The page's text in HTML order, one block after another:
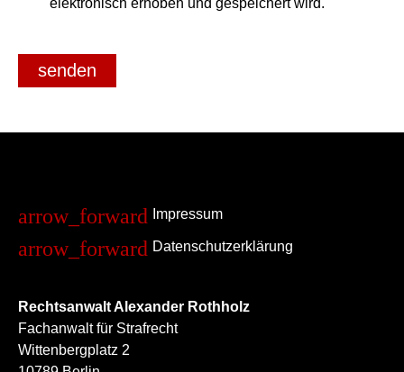
elektronisch erhoben und gespeichert wird.
senden
Rechtsanwalt Alexander Rothholz
Fachanwalt für Strafrecht
Wittenbergplatz 2
Impressum
Datenschutzerklärung